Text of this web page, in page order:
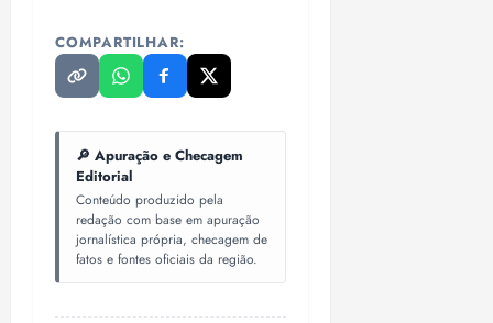
COMPARTILHAR:
🔎 Apuração e Checagem
Editorial
Conteúdo produzido pela
redação com base em apuração
jornalística própria, checagem de
fatos e fontes oficiais da região.